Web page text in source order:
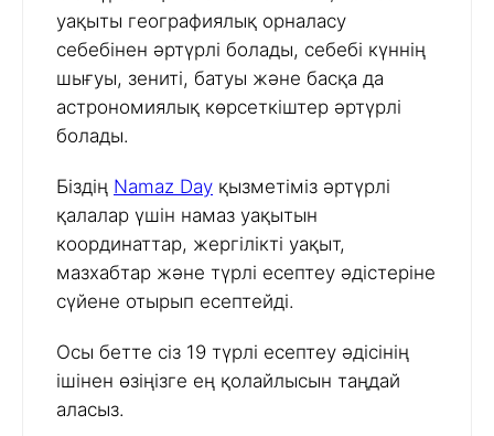
уақыты географиялық орналасу
себебінен әртүрлі болады, себебі күннің
шығуы, зениті, батуы және басқа да
астрономиялық көрсеткіштер әртүрлі
болады.
Біздің Namaz Day қызметіміз әртүрлі
қалалар үшін намаз уақытын
координаттар, жергілікті уақыт,
мазхабтар және түрлі есептеу әдістеріне
сүйене отырып есептейді.
Осы бетте сіз 19 түрлі есептеу әдісінің
ішінен өзіңізге ең қолайлысын таңдай
аласыз.